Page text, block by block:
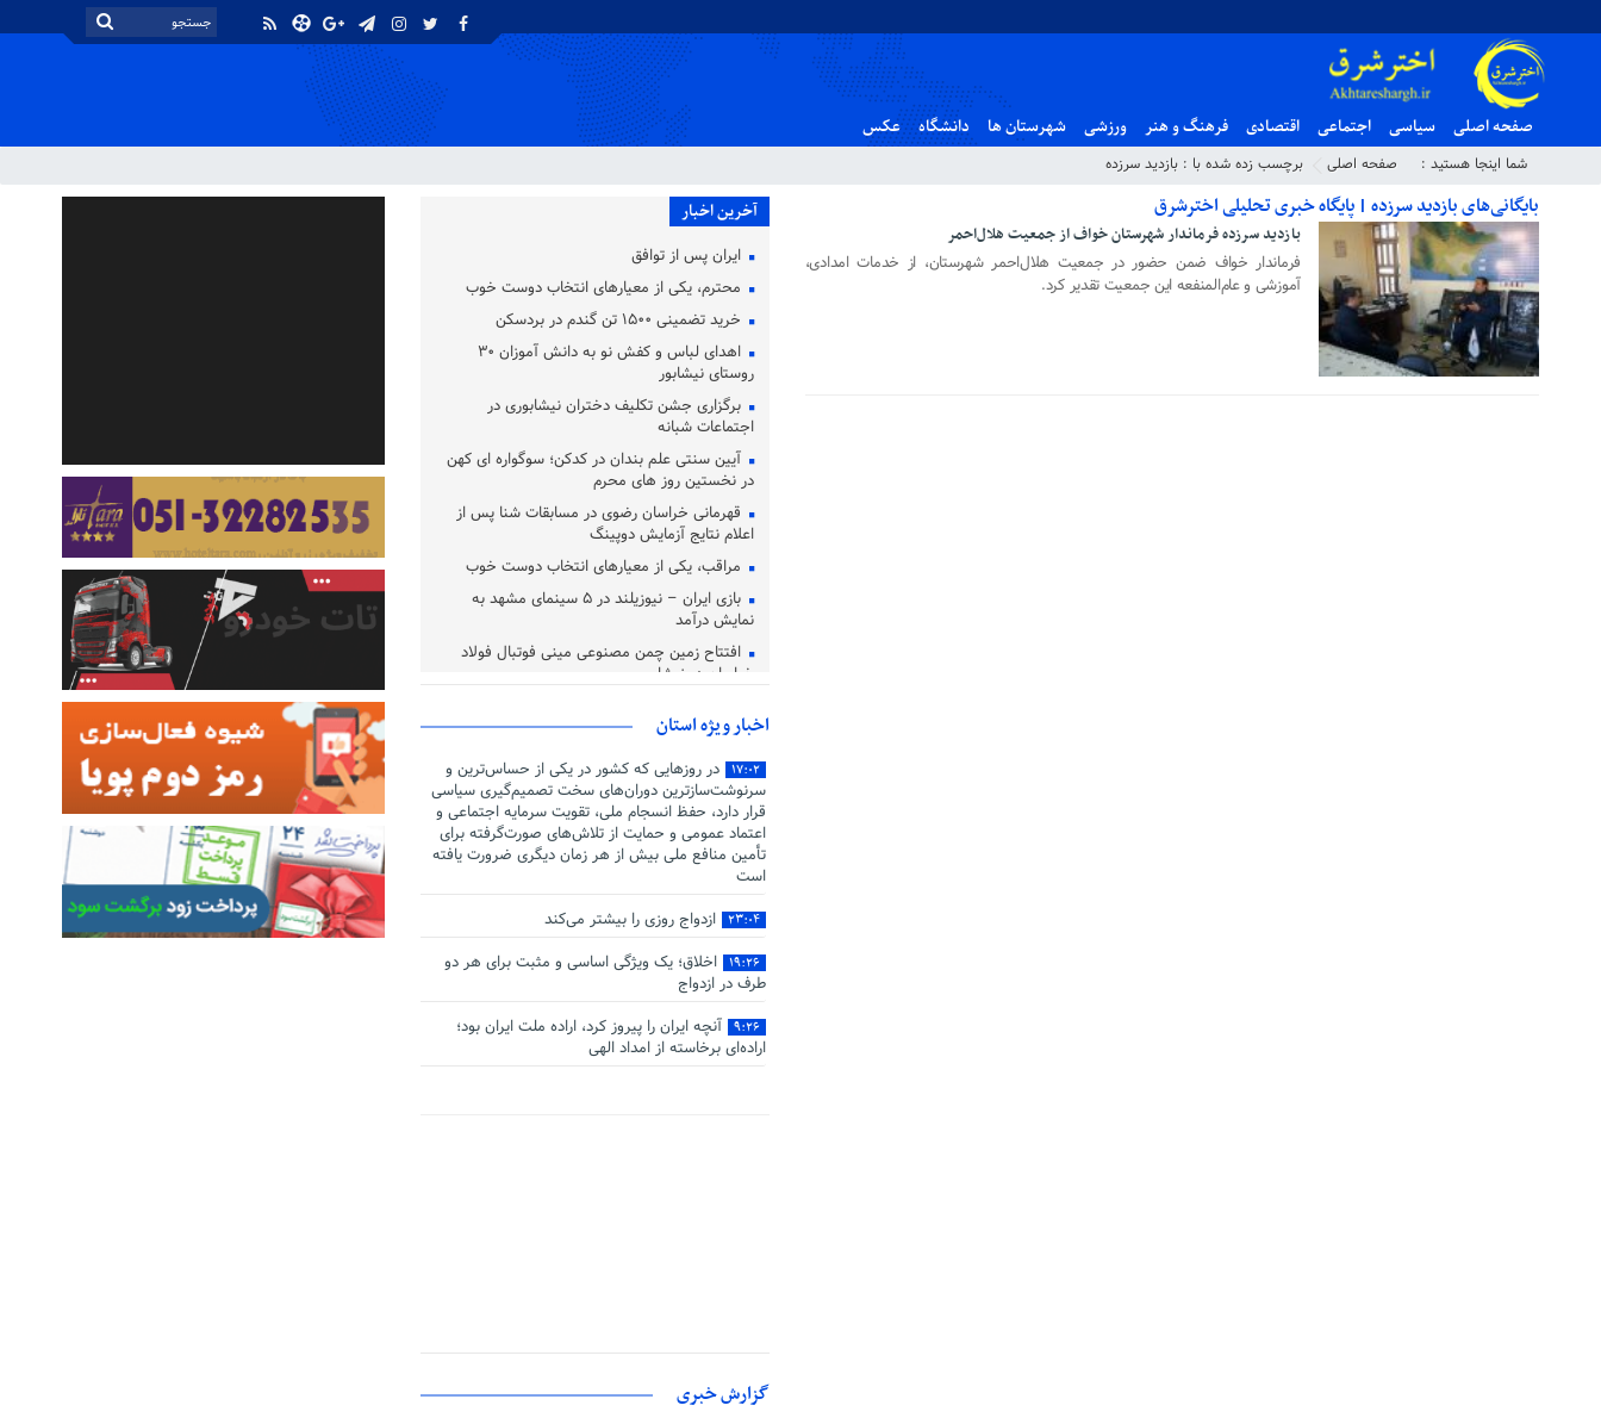
صفحه اصلی سیاسی اجتماعی اقتصادی فرهنگ و هنر ورزشی شهرستان ها دانشگاه عکس
شما اینجا هستید : صفحه اصلی برچسب زده شده با : بازدید سرزده
بایگانی‌های بازدید سرزده | پایگاه خبری تحلیلی اخترشرق
۲۶ دی ۱۳۹۸
بازدید سرزده فرماندار شهرستان خواف از جمعیت هلال‌احمر
فرماندار خواف ضمن حضور در جمعیت هلال‌احمر شهرستان، از خدمات امدادی،
آموزشی و عام‌المنفعه این جمعیت تقدیر کرد.
آخرین اخبار
ایران پس از توافق
محترم، یکی از معیارهای انتخاب دوست خوب
خرید تضمینی ۱۵۰۰ تن گندم در بردسکن
اهدای لباس و کفش نو به دانش آموزان ۳۰
روستای نیشابور
برگزاری جشن تکلیف دختران نیشابوری در
اجتماعات شبانه
آیین سنتی علم‌ بندان در کدکن؛ سوگواره‌ ای کهن
در نخستین روز های محرم
قهرمانی خراسان رضوی در مسابقات شنا پس از
اعلام نتایج آزمایش دوپینگ
مراقب، یکی از معیارهای انتخاب دوست خوب
بازی ایران – نیوزیلند در ۵ سینمای مشهد به
نمایش درآمد
افتتاح زمین چمن مصنوعی مینی فوتبال فولاد
خراسان در نیشابور
اخبار ویژه استان
۱۷:۰۲
در روزهایی که کشور در یکی از حساس‌ترین و
سرنوشت‌سازترین دوران‌های سخت تصمیم‌گیری سیاسی
قرار دارد، حفظ انسجام ملی، تقویت سرمایه اجتماعی و
اعتماد عمومی و حمایت از تلاش‌های صورت‌گرفته برای
تأمین منافع ملی بیش از هر زمان دیگری ضرورت یافته
است
۲۳:۰۴ ازدواج روزی را بیشتر می‌کند
۱۹:۲۶
اخلاق؛ یک ویژگی اساسی و مثبت برای هر دو
طرف در ازدواج
۹:۲۶
آنچه ایران را پیروز کرد، اراده ملت ایران بود؛
اراده‌ای برخاسته از امداد الهی
گزارش خبری